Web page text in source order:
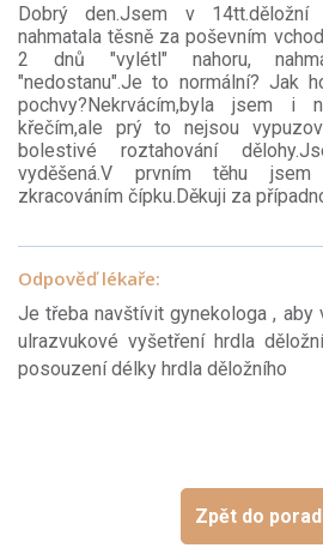
Dobrý den.Jsem v
nahmatala těsně za poševním
2 dnů "vylétl" nahoru,
"nedostanu".Je to normální? Jak
pochvy?Nekrvácím,byla jsem i
křečím,ale prý to nejsou
bolestivé roztahování
vyděšená.V prvním těhu
zkracováním čípku.Děkuji za
Odpověď lékaře:
Je třeba navštívit gynekologa , aby
ulrazvukové vyšetření hrdla
posouzení délky hrdla děložního
Zpět do